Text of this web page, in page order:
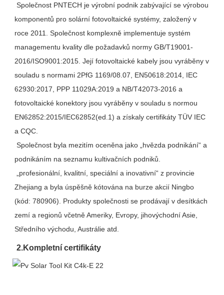
Společnost PNTECH je výrobní podnik zabývající se výrobou
komponentů pro solární fotovoltaické systémy, založený v
roce 2011. Společnost komplexně implementuje systém
managementu kvality dle požadavků normy GB/T19001-
2016/ISO9001:2015. Její fotovoltaické kabely jsou vyráběny v
souladu s normami 2PfG 1169/08.07, EN50618:2014, IEC
62930:2017, PPP 11029A:2019 a NB/T42073-2016 a
fotovoltaické konektory jsou vyráběny v souladu s normou
EN62852:2015/IEC62852(ed.1) a získaly certifikáty TÜV IEC
a CQC.
podnikáním na seznamu kultivačních podniků.
Zhejiang a byla úspěšně kótována na burze akcií Ningbo
(kód: 780906). Produkty společnosti se prodávají v desítkách
zemí a regionů včetně Ameriky, Evropy, jihovýchodní Asie,
Středního východu, Austrálie atd.
2.Kompletní certifikáty